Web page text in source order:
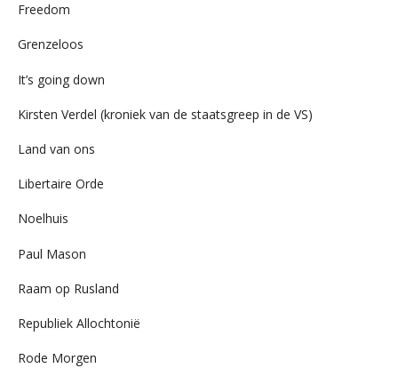
Freedom
Grenzeloos
It’s going down
Kirsten Verdel (kroniek van de staatsgreep in de VS)
Land van ons
Libertaire Orde
Noelhuis
Paul Mason
Raam op Rusland
Republiek Allochtonië
Rode Morgen